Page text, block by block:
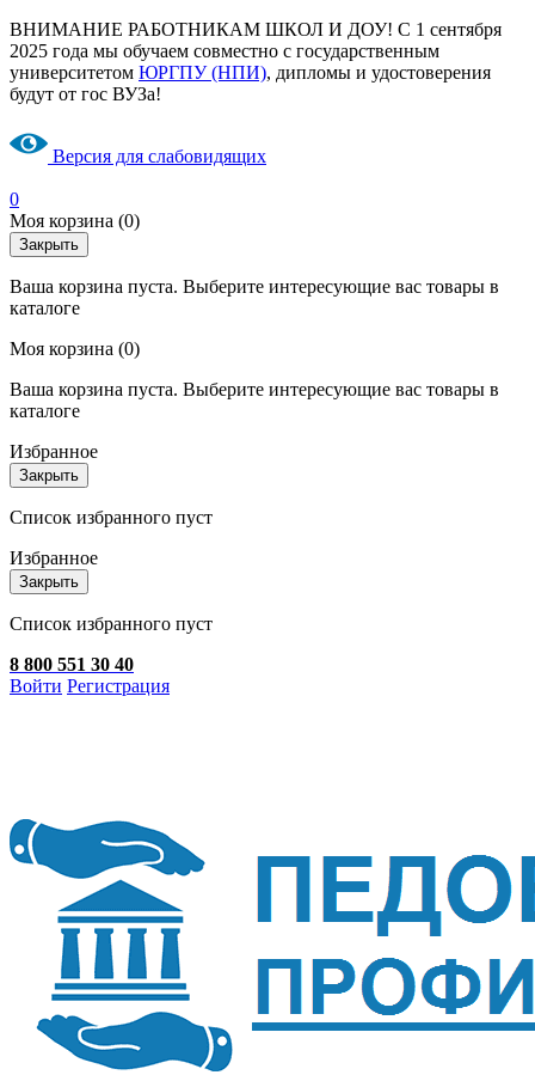
ВНИМАНИЕ РАБОТНИКАМ ШКОЛ И ДОУ! С 1 сентября
2025 года мы обучаем совместно с государственным
университетом ЮРГПУ (НПИ), дипломы и удостоверения
будут от гос ВУЗа!
Версия для слабовидящих
0
Моя корзина (0)
Закрыть
Ваша корзина пуста. Выберите интересующие вас товары в
каталоге
Моя корзина (0)
Ваша корзина пуста. Выберите интересующие вас товары в
каталоге
Избранное
Закрыть
Список избранного пуст
Избранное
Закрыть
Список избранного пуст
8 800 551 30 40
Войти Регистрация